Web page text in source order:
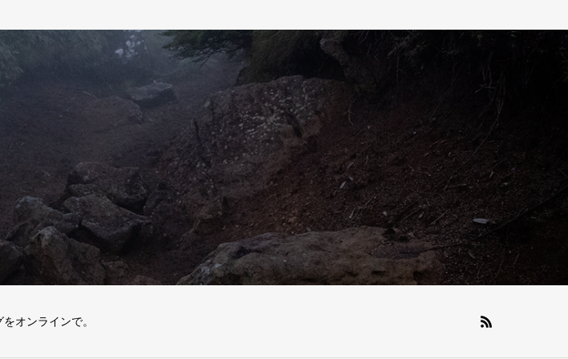
オンラインで。